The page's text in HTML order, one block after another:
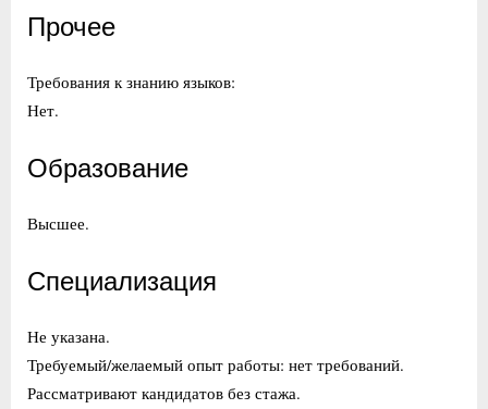
Прочее
Требования к знанию языков:
Нет.
Образование
Высшее.
Специализация
Не указана.
Требуемый/желаемый опыт работы: нет требований.
Рассматривают кандидатов без стажа.